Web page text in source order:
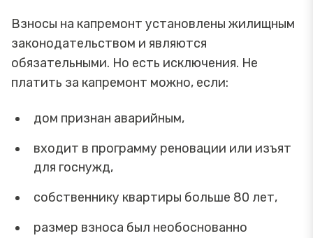
Взносы на капремонт установлены жилищным
законодательством и являются
обязательными. Но есть исключения. Не
платить за капремонт можно, если:
дом признан аварийным,
входит в программу реновации или изъят
для госнужд,
собственнику квартиры больше 80 лет,
размер взноса был необоснованно